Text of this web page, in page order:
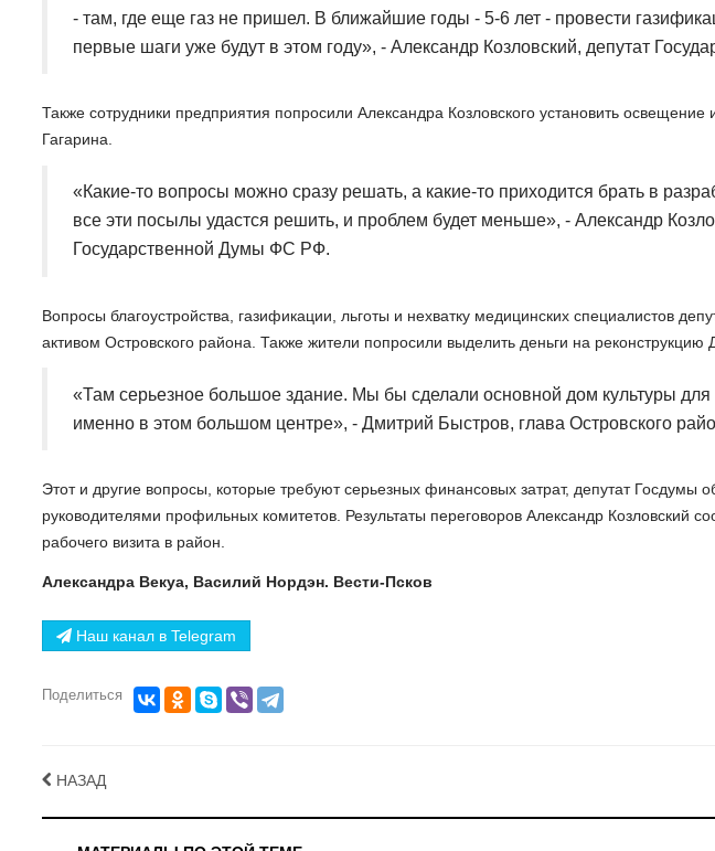
- там, где еще газ не пришел. В ближайшие годы - 5-6 лет - провести
первые шаги уже будут в этом году», - Александр Козловский, депутат
Также сотрудники предприятия попросили Александра Козловского установить освещение
Гагарина.
«Какие-то вопросы можно сразу решать, а какие-то приходится брать в
все эти посылы удастся решить, и проблем будет меньше», - Александр
Государственной Думы ФС РФ.
Вопросы благоустройства, газификации, льготы и нехватку медицинских специалистов
активом Островского района. Также жители попросили выделить деньги на
«Там серьезное большое здание. Мы бы сделали основной дом культуры для
именно в этом большом центре», - Дмитрий Быстров, глава Островского
Этот и другие вопросы, которые требуют серьезных финансовых затрат, депутат Госдумы
руководителями профильных комитетов. Результаты переговоров Александр Козловский
рабочего визита в район.
Александра Векуа, Василий Нордэн. Вести-Псков
Наш канал в Telegram
Поделиться
НАЗАД